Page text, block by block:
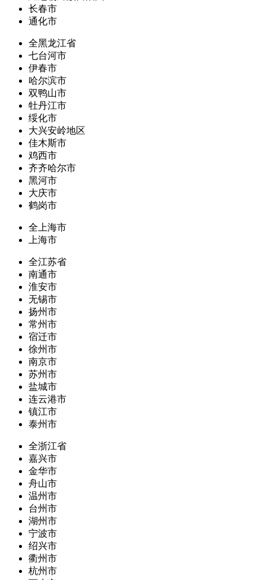
长春市
通化市
全黑龙江省
七台河市
伊春市
哈尔滨市
双鸭山市
牡丹江市
绥化市
大兴安岭地区
佳木斯市
鸡西市
齐齐哈尔市
黑河市
大庆市
鹤岗市
全上海市
上海市
全江苏省
南通市
淮安市
无锡市
扬州市
常州市
宿迁市
徐州市
南京市
苏州市
盐城市
连云港市
镇江市
泰州市
全浙江省
嘉兴市
金华市
舟山市
温州市
台州市
湖州市
宁波市
绍兴市
衢州市
杭州市